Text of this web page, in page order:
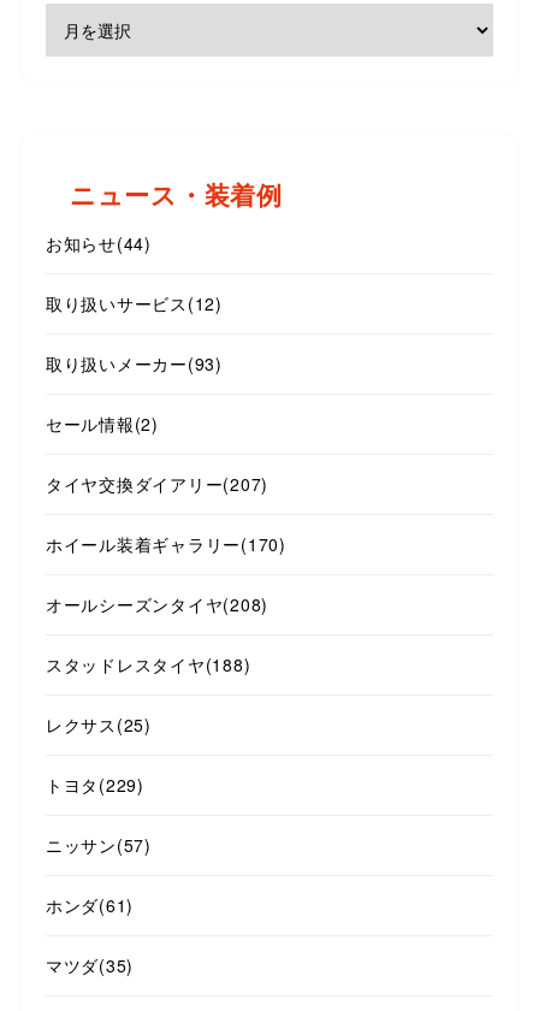
ニュース・装着例
お知らせ(44)
取り扱いサービス (12)
取り扱いメーカー(93)
セール情報(2)
タイヤ交換ダイアリー(207)
ホイール装着ギャラリー(170)
オールシーズンタイヤ(208)
スタッドレスタイヤ(188)
レクサス (25)
トヨタ (229)
ニッサン(57)
ホンダ(61)
マツダ(35)